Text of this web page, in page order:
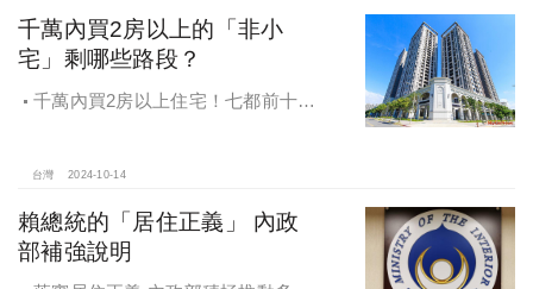
障前12個月每月5萬
千萬內買2房以上的「非小
宅」剩哪些路段？
千萬內買2房以上住宅！七都前十大
台灣 2024-10-14
賴總統的「居住正義」 內政
部補強說明